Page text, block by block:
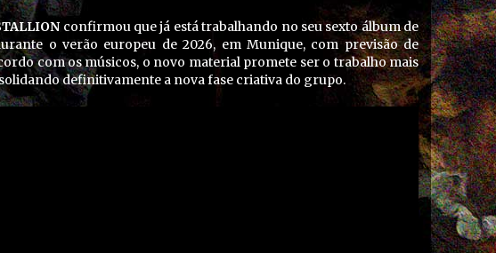
confirmou que já está trabalhando no seu sexto álbum de
o verão europeu de 2026, em Munique, com previsão de
com os músicos, o novo material promete ser o trabalho mais
definitivamente a nova fase criativa do grupo.